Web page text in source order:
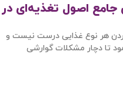
جامع اصول تغذیه‌ای در
هر نوع غذایی درست نیست و
تا دچار مشکلات گوارشی